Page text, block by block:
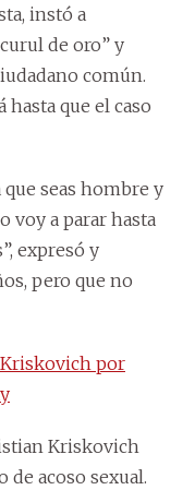
instó a
de oro” y
común.
hasta que el caso
seas hombre y
voy a parar hasta
expresó y
pero que no
por
Kriskovich
de acoso sexual.